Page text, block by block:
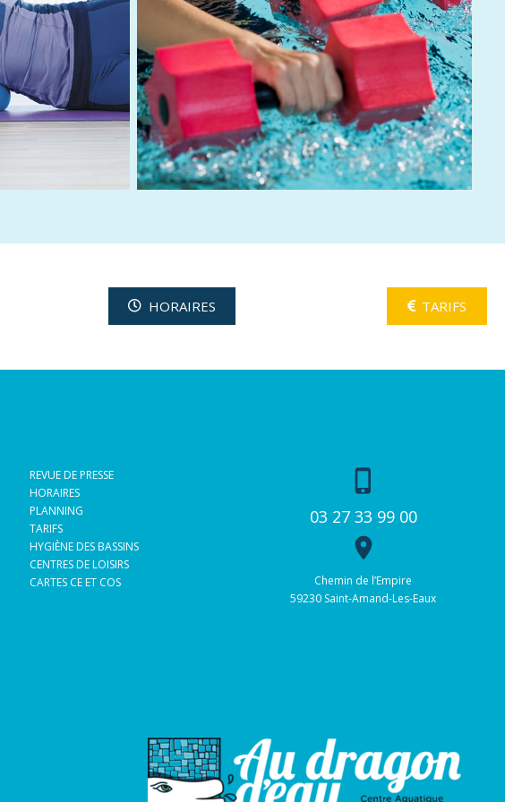
HORAIRES TARIFS
REVUE DE PRESSE
HORAIRES
PLANNING
TARIFS
HYGIÈNE DES BASSINS
CENTRES DE LOISIRS
CARTES CE ET COS
phone_iphone
03 27 33 99 00
place
Chemin de l’Empire
59230 Saint-Amand-Les-Eaux